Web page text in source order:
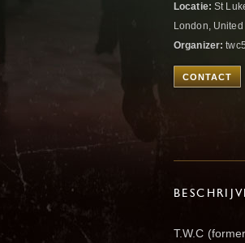
Locatie: St
London,
Organizer:
CONTACT
T.W.C